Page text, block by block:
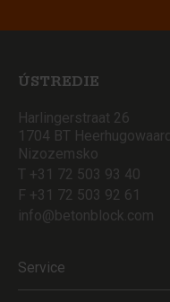
ÚSTREDIE
Harlingerstraat 26
1704 BT Heerhugowaard
Nizozemsko
T +31 72 503 93 40
F +31 72 503 92 61
info@betonblock.com
Service